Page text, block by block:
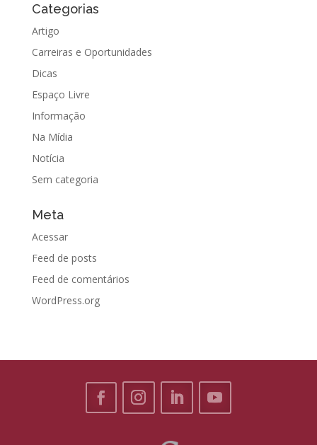
Categorias
Artigo
Carreiras e Oportunidades
Dicas
Espaço Livre
Informação
Na Mídia
Notícia
Sem categoria
Meta
Acessar
Feed de posts
Feed de comentários
WordPress.org